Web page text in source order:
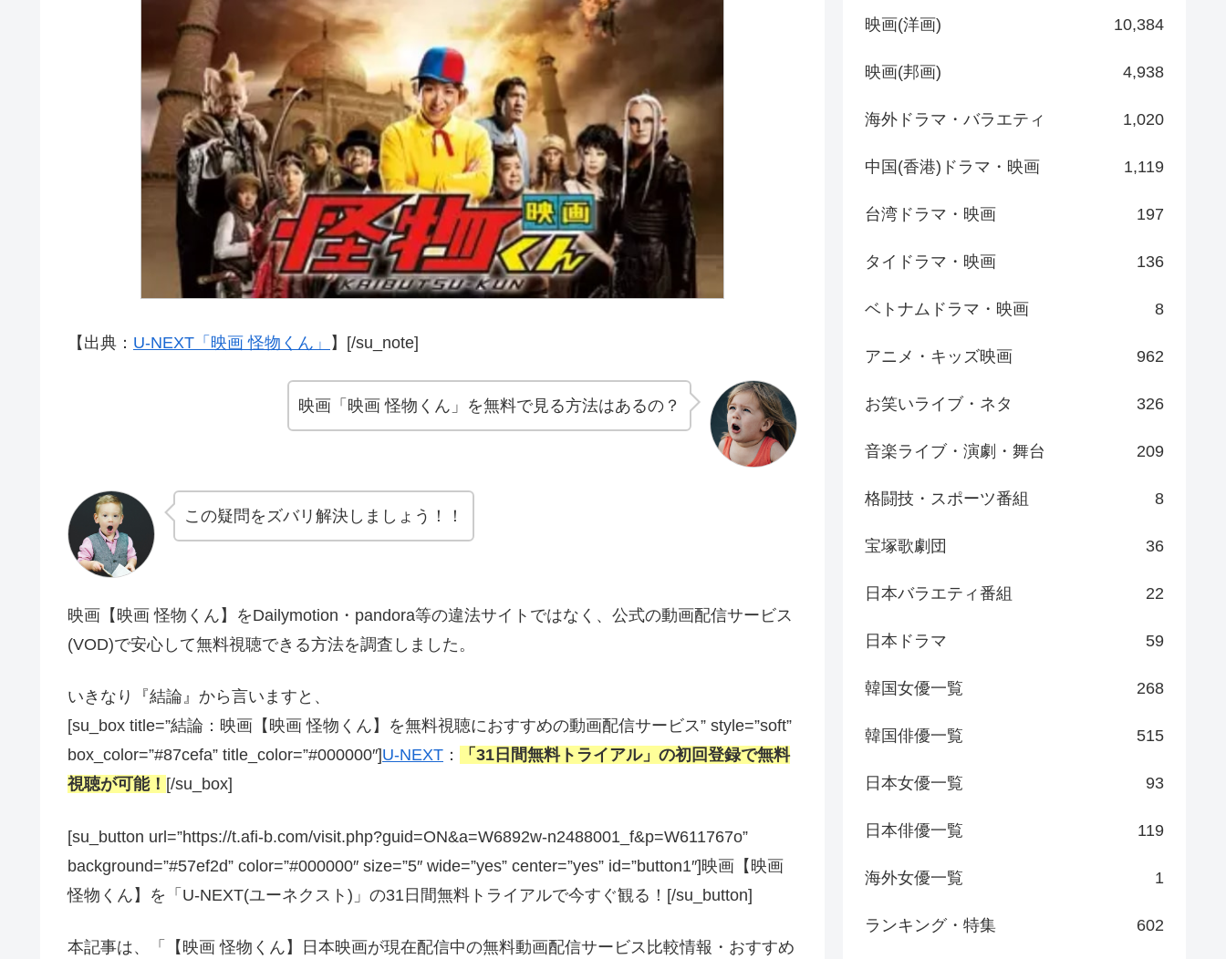
【出典： U-NEXT「映画 怪物くん」 】[/su_note]
映画「映画 怪物くん」を無料で見る方法はあるの？
この疑問をズバリ解決しましょう！！
映画【映画 怪物くん】をDailymotion・pandora等の違法サイトではなく、公式の動画配信サービス
(VOD)で安心して無料視聴できる方法を調査しました。
いきなり『結論』から言いますと、
[su_box title=”結論：映画【映画 怪物くん】を無料視聴におすすめの動画配信サービス” style=”soft”
box_color=”#87cefa” title_color=”#000000″]U-NEXT ：
「31日間無料トライアル」の初回登録で無料
視聴が可能！ [/su_box]
[su_button url=”https://t.afi-b.com/visit.php?guid=ON&a=W6892w-n2488001_f&p=W611767o”
background=”#57ef2d” color=”#000000″ size=”5″ wide=”yes” center=”yes” id=”button1″]映画【映画
怪物くん】を「U-NEXT(ユーネクスト)」の31日間無料トライアルで今すぐ観る！[/su_button]
本記事は、「【映画 怪物くん】日本映画が現在配信中の無料動画配信サービス比較情報・おすすめ
映画(洋画) 10,384
映画(邦画) 4,938
海外ドラマ・バラエティ 1,020
中国(香港)ドラマ・映画 1,119
台湾ドラマ・映画 197
タイドラマ・映画 136
ベトナムドラマ・映画 8
アニメ・キッズ映画 962
お笑いライブ・ネタ 326
音楽ライブ・演劇・舞台 209
格闘技・スポーツ番組 8
宝塚歌劇団 36
日本バラエティ番組 22
日本ドラマ 59
韓国女優一覧 268
韓国俳優一覧 515
日本女優一覧 93
日本俳優一覧 119
海外女優一覧 1
ランキング・特集 602